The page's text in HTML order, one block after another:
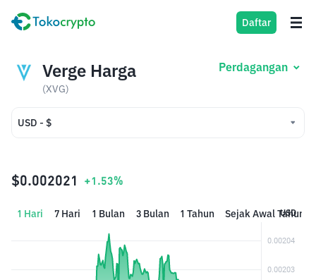
Daftar
Verge Harga
(XVG)
Perdagangan
USD - $
IDR - Rp
$0.002021 +1.53%
1 Hari 7 Hari 1 Bulan 3 Bulan 1 Tahun Sejak Awal Tahun
USD